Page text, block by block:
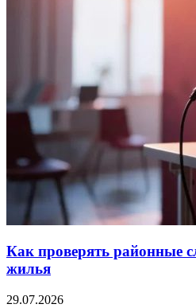
Как проверять районные
жилья
29.07.2026